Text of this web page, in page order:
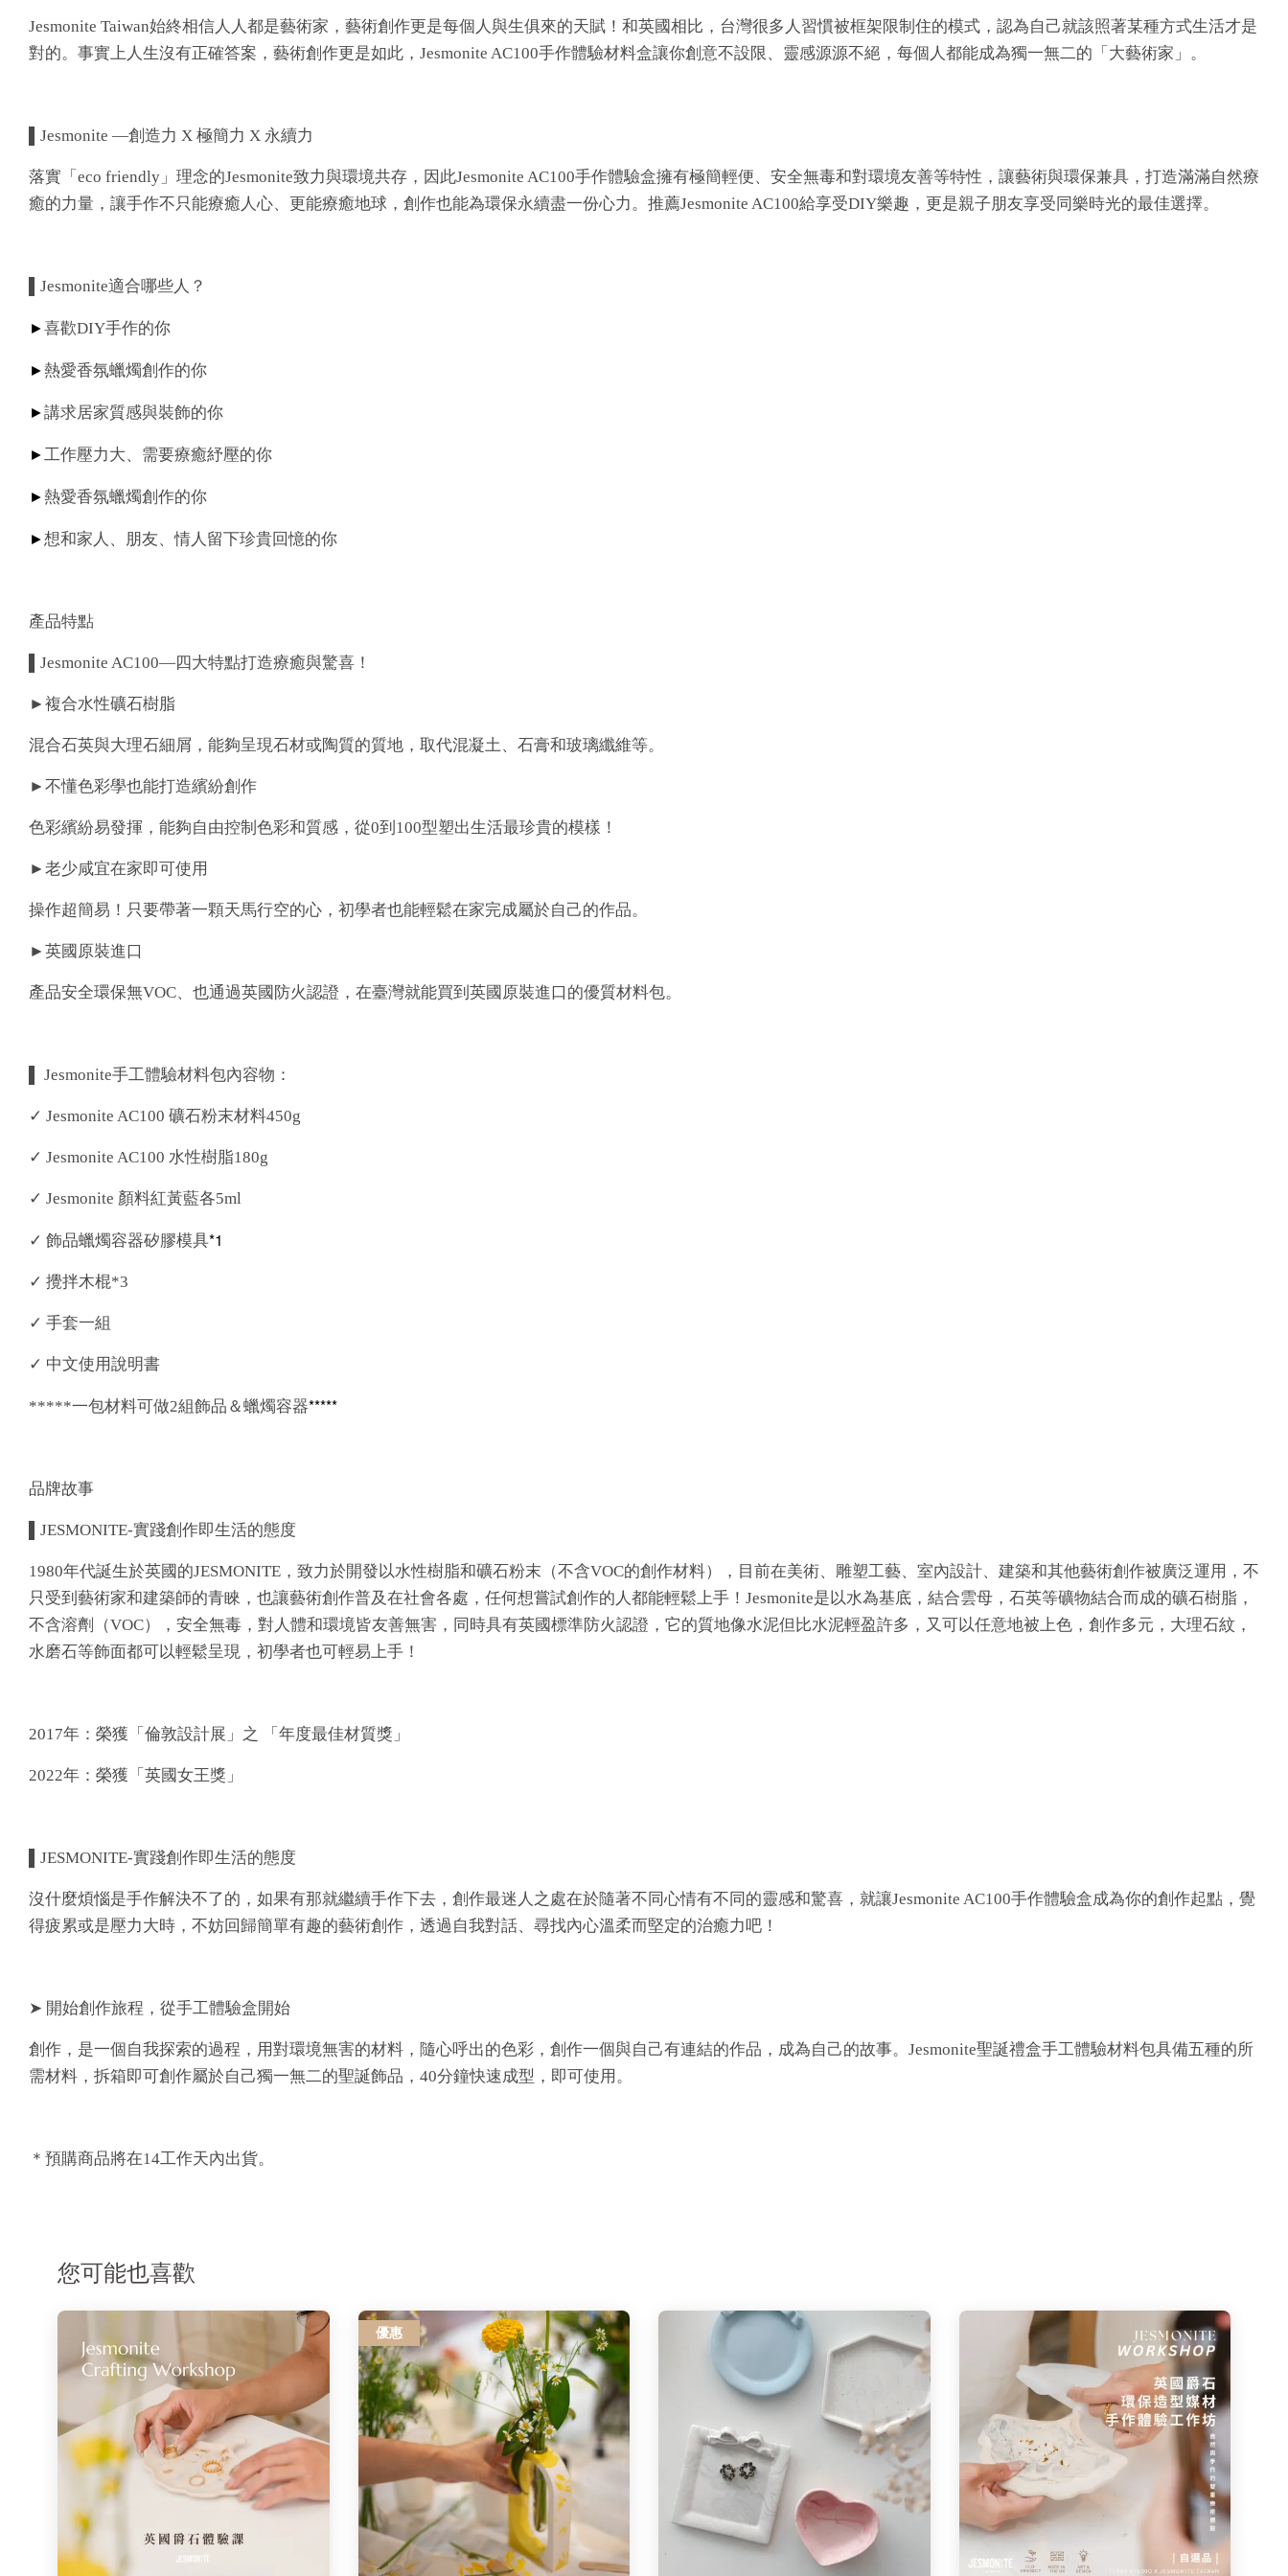
Jesmonite Taiwan始終相信人人都是藝術家，藝術創作更是每個人與生俱來的天賦！和英國相比，台灣很多人習慣被框架限制住的模式，認為自己就該照著某種方式生活才是
對的。事實上人生沒有正確答案，藝術創作更是如此，Jesmonite AC100手作體驗材料盒讓你創意不設限、靈感源源不絕，每個人都能成為獨一無二的「大藝術家」。
▌Jesmonite —創造力 X 極簡力 X 永續力
落實「eco friendly」理念的Jesmonite致力與環境共存，因此Jesmonite AC100手作體驗盒擁有極簡輕便、安全無毒和對環境友善等特性，讓藝術與環保兼具，打造滿滿自然療
癒的力量，讓手作不只能療癒人心、更能療癒地球，創作也能為環保永續盡一份心力。推薦Jesmonite AC100給享受DIY樂趣，更是親子朋友享受同樂時光的最佳選擇。
▌Jesmonite適合哪些人？
►喜歡DIY手作的你
►熱愛香氛蠟燭創作的你
►講求居家質感與裝飾的你
►工作壓力大、需要療癒紓壓的你
►熱愛香氛蠟燭創作的你
►想和家人、朋友、情人留下珍貴回憶的你
產品特點
▌Jesmonite AC100—四大特點打造療癒與驚喜！
►複合水性礦石樹脂
混合石英與大理石細屑，能夠呈現石材或陶質的質地，取代混凝土、石膏和玻璃纖維等。
►不懂色彩學也能打造繽紛創作
色彩繽紛易發揮，能夠自由控制色彩和質感，從0到100型塑出生活最珍貴的模樣！
►老少咸宜在家即可使用
操作超簡易！只要帶著一顆天馬行空的心，初學者也能輕鬆在家完成屬於自己的作品。
►英國原裝進口
產品安全環保無VOC、也通過英國防火認證，在臺灣就能買到英國原裝進口的優質材料包。
▌ Jesmonite手工體驗材料包內容物：
✓ Jesmonite AC100 礦石粉末材料450g
✓ Jesmonite AC100 水性樹脂180g
✓ Jesmonite 顏料紅黃藍各5ml
✓ 飾品蠟燭容器矽膠模具*1
✓ 攪拌木棍*3
✓ 手套一組
✓ 中文使用說明書
*****一包材料可做2組飾品＆蠟燭容器*****
品牌故事
▌JESMONITE-實踐創作即生活的態度
1980年代誕生於英國的JESMONITE，致力於開發以水性樹脂和礦石粉末（不含VOC的創作材料），目前在美術、雕塑工藝、室內設計、建築和其他藝術創作被廣泛運用，不
只受到藝術家和建築師的青睞，也讓藝術創作普及在社會各處，任何想嘗試創作的人都能輕鬆上手！Jesmonite是以水為基底，結合雲母，石英等礦物結合而成的礦石樹脂，
不含溶劑（VOC），安全無毒，對人體和環境皆友善無害，同時具有英國標準防火認證，它的質地像水泥但比水泥輕盈許多，又可以任意地被上色，創作多元，大理石紋，
水磨石等飾面都可以輕鬆呈現，初學者也可輕易上手！
2017年：榮獲「倫敦設計展」之 「年度最佳材質獎」
2022年：榮獲「英國女王獎」
▌JESMONITE-實踐創作即生活的態度
沒什麼煩惱是手作解決不了的，如果有那就繼續手作下去，創作最迷人之處在於隨著不同心情有不同的靈感和驚喜，就讓Jesmonite AC100手作體驗盒成為你的創作起點，覺
得疲累或是壓力大時，不妨回歸簡單有趣的藝術創作，透過自我對話、尋找內心溫柔而堅定的治癒力吧！
➤ 開始創作旅程，從手工體驗盒開始
創作，是一個自我探索的過程，用對環境無害的材料，隨心呼出的色彩，創作一個與自己有連結的作品，成為自己的故事。Jesmonite聖誕禮盒手工體驗材料包具備五種的所
需材料，拆箱即可創作屬於自己獨一無二的聖誕飾品，40分鐘快速成型，即可使用。
＊預購商品將在14工作天內出貨。
您可能也喜歡
優惠